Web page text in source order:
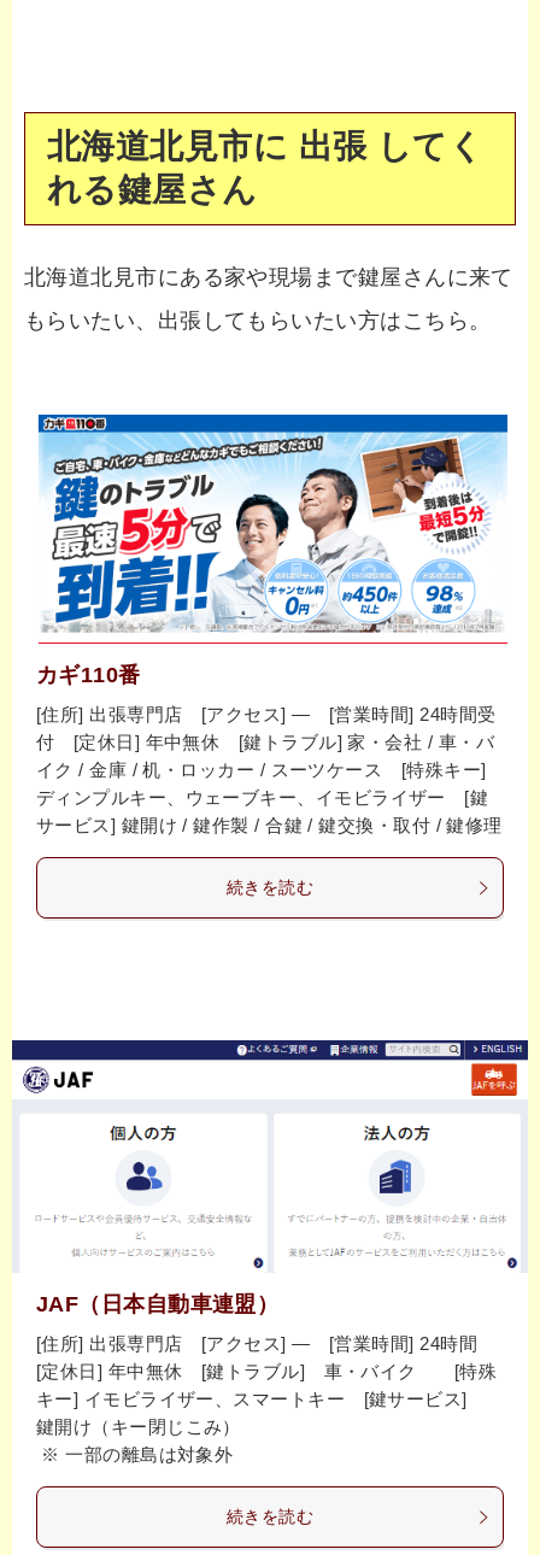
北海道北見市に 出張 してく
れる鍵屋さん
北海道北見市にある家や現場まで鍵屋さんに来て
もらいたい、出張してもらいたい方はこちら。
カギ110番
[住所] 出張専門店 [アクセス] ― [営業時間] 24時間受
付 [定休日] 年中無休 [鍵トラブル] 家・会社 / 車・バ
イク / 金庫 / 机・ロッカー / スーツケース [特殊キー]
ディンプルキー、ウェーブキー、イモビライザー [鍵
サービス] 鍵開け / 鍵作製 / 合鍵 / 鍵交換・取付 / 鍵修理
続きを読む
JAF（日本自動車連盟）
[住所] 出張専門店 [アクセス] ― [営業時間] 24時間
[定休日] 年中無休 [鍵トラブル] 車・バイク [特殊
キー] イモビライザー、スマートキー [鍵サービス]
鍵開け（キー閉じこみ）
※ 一部の離島は対象外
続きを読む